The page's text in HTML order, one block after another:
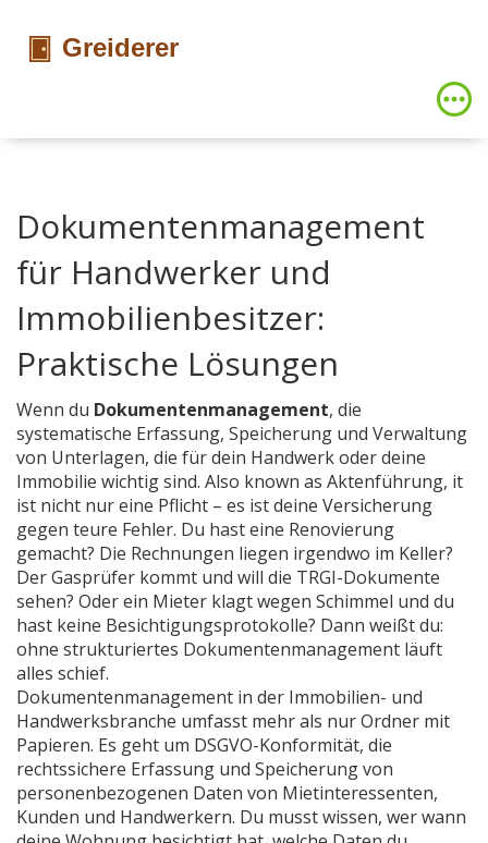
Dokumentenmanagement
für Handwerker und
Immobilienbesitzer:
Praktische Lösungen
Wenn du Dokumentenmanagement, die
systematische Erfassung, Speicherung und Verwaltung
von Unterlagen, die für dein Handwerk oder deine
Immobilie wichtig sind. Also known as Aktenführung, it
ist nicht nur eine Pflicht – es ist deine Versicherung
gegen teure Fehler. Du hast eine Renovierung
gemacht? Die Rechnungen liegen irgendwo im Keller?
Der Gasprüfer kommt und will die TRGI-Dokumente
sehen? Oder ein Mieter klagt wegen Schimmel und du
hast keine Besichtigungsprotokolle? Dann weißt du:
ohne strukturiertes Dokumentenmanagement läuft
alles schief.
Dokumentenmanagement in der Immobilien- und
Handwerksbranche umfasst mehr als nur Ordner mit
Papieren. Es geht um DSGVO-Konformität, die
rechtssichere Erfassung und Speicherung von
personenbezogenen Daten von Mietinteressenten,
Kunden und Handwerkern. Du musst wissen, wer wann